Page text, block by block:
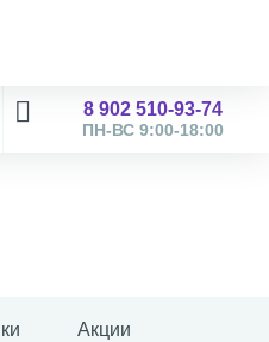
8 902 510-93-74
ПН-ВС 9:00-18:00
Акции